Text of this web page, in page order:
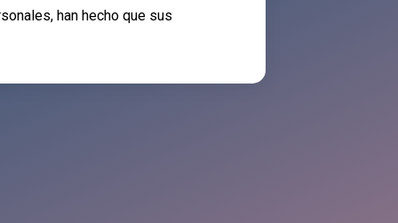
han hecho que sus